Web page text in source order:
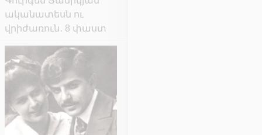
ականատեսն ու
վրիժառուն․ 8 փաստ